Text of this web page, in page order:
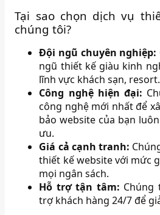
Tại sao chọn dịch vụ
chúng tôi?
Đội ngũ chuyên nghiệp:
ngũ thiết kế giàu kinh
lĩnh vực khách sạn, resort.
Công nghệ hiện đại:
công nghệ mới nhất để
bảo website của bạn
ưu.
Giá cả cạnh tranh:
thiết kế website với mức
mọi ngân sách.
Hỗ trợ tận tâm: Chúng
trợ khách hàng 24/7 để